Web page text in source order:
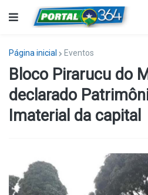
Página inicial Eventos
Bloco Pirarucu do
declarado
Imaterial da capital